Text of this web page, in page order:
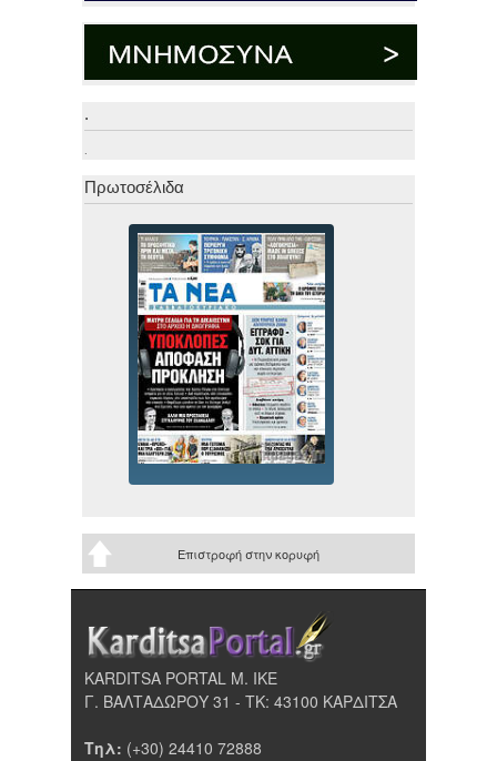
.
Πρωτοσέλιδα
Επιστροφή στην κορυφή
KARDITSA PORTAL Μ. ΙΚΕ
Γ. ΒΑΛΤΑΔΩΡΟΥ 31 - ΤΚ: 43100 ΚΑΡΔΙΤΣΑ
Τηλ: (+30) 24410 72888